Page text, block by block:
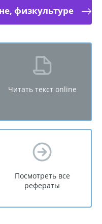
физкультуре
Читать текст online
Посмотреть все
рефераты